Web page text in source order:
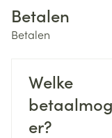
Betalen
Betalen
Welke
er?